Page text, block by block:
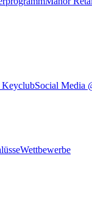
Social Media
Wettbewerbe